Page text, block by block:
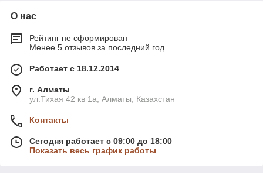
О нас
Рейтинг не сформирован
Менее 5 отзывов за последний год
Работает с 18.12.2014
г. Алматы
ул.Тихая 42 кв 1a, Алматы, Казахстан
Контакты
Сегодня работает с 09:00 до 18:00
Показать весь график работы